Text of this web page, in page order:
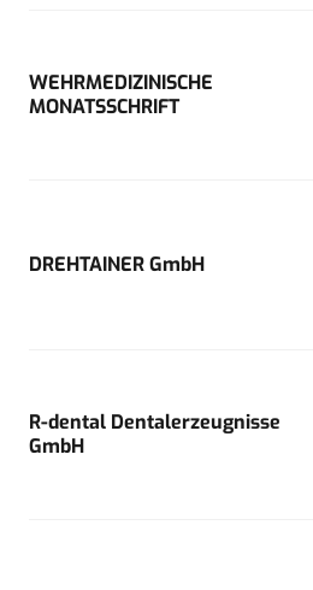
WEHRMEDIZINISCHE
MONATSSCHRIFT
DREHTAINER GmbH
R-dental Dentalerzeugnisse
GmbH